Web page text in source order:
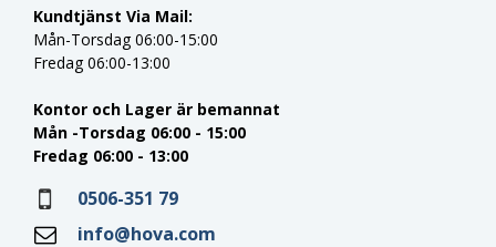
Kundtjänst Via Mail:
Mån-Torsdag 06:00-15:00
Fredag 06:00-13:00
Kontor och Lager är bemannat
Mån -Torsdag 06:00 - 15:00
Fredag 06:00 - 13:00
0506-351 79
info@hova.com